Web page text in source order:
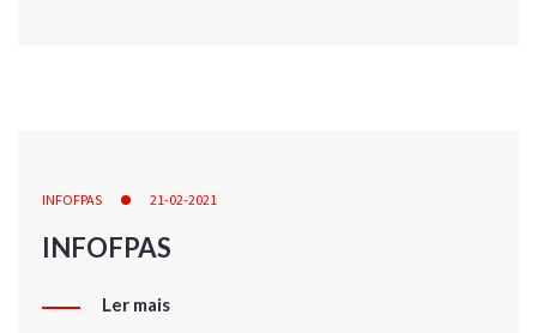
INFOFPAS 21-02-2021
INFOFPAS
Ler mais